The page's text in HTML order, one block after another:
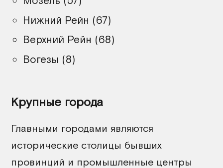
Нижний Рейн (67)
Верхний Рейн (68)
Вогезы (8)
Крупные города
Главными городами являются
исторические столицы бывших
провинций и промышленные центры